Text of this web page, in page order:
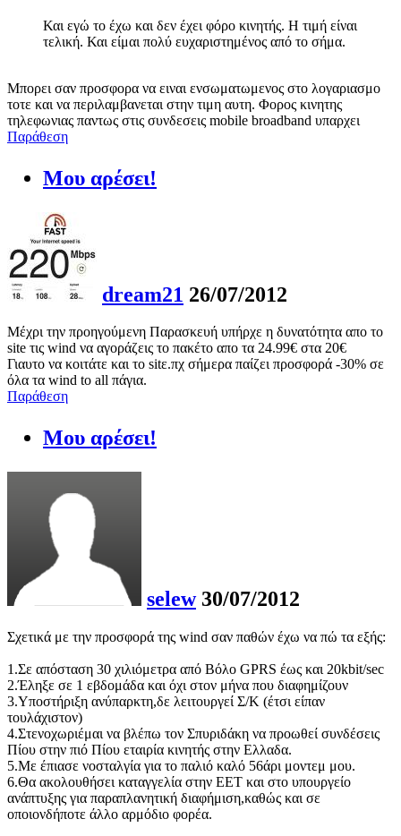
Και εγώ το έχω και δεν έχει φόρο κινητής. Η τιμή είναι
τελική. Και είμαι πολύ ευχαριστημένος από το σήμα.
Μπορει σαν προσφορα να ειναι ενσωματωμενος στο λογαριασμο
τοτε και να περιλαμβανεται στην τιμη αυτη. Φορος κινητης
τηλεφωνιας παντως στις συνδεσεις mobile broadband υπαρχει
Παράθεση
Μου αρέσει!
dream21 26/07/2012
Μέχρι την προηγούμενη Παρασκευή υπήρχε η δυνατότητα απο το
site τις wind να αγοράζεις το πακέτο απο τα 24.99€ στα 20€
Γιαυτο να κοιτάτε και το sitε.πχ σήμερα παίζει προσφορά -30% σε
όλα τα wind to all πάγια.
Παράθεση
Μου αρέσει!
selew 30/07/2012
Σχετικά με την προσφορά της wind σαν παθών έχω να πώ τα εξής:
1.Σε απόσταση 30 χιλιόμετρα από Βόλο GPRS έως και 20kbit/sec
2.Έληξε σε 1 εβδομάδα και όχι στον μήνα που διαφημίζουν
3.Υποστήριξη ανύπαρκτη,δε λειτουργεί Σ/Κ (έτσι είπαν
τουλάχιστον)
4.Στενοχωριέμαι να βλέπω τον Σπυριδάκη να προωθεί συνδέσεις
Πίου στην πιό Πίου εταιρία κινητής στην Ελλαδα.
5.Με έπιασε νοσταλγία για το παλιό καλό 56άρι μοντεμ μου.
6.Θα ακολουθήσει καταγγελία στην ΕΕΤ και στο υπουργείο
ανάπτυξης για παραπλανητική διαφήμιση,καθώς και σε
οποιονδήποτε άλλο αρμόδιο φορέα.